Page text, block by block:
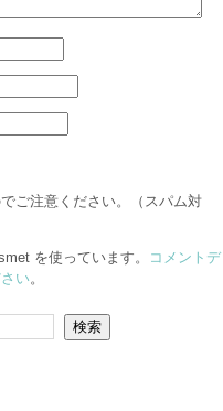
ご注意ください。（スパム対
を使っています。
コメントデ
い。